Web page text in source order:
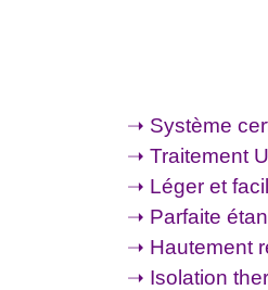
➝ Système
➝ Traitement
➝ Léger et
➝ Parfaite
➝ Hautement
➝ Isolation